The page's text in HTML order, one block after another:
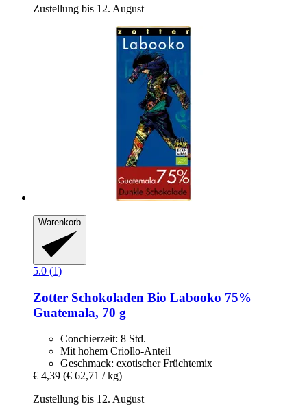
Zustellung bis 12. August
Warenkorb
5.0 (1)
Zotter Schokoladen Bio Labooko 75%
Guatemala, 70 g
Conchierzeit: 8 Std.
Mit hohem Criollo-Anteil
Geschmack: exotischer Früchtemix
€ 4,39 (€ 62,71 / kg)
Zustellung bis 12. August